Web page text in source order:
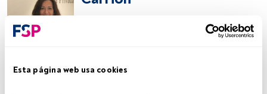
Esta página web usa cookies
Compartir: